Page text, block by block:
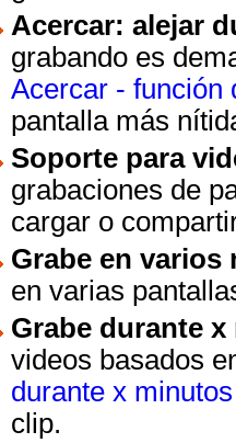
Acercar: alejar
grabando es
Acercar - función
pantalla más
Soporte para
grabaciones de
cargar o
Grabe en varios
en varias
Grabe durante
videos basados
durante x minutos
clip.